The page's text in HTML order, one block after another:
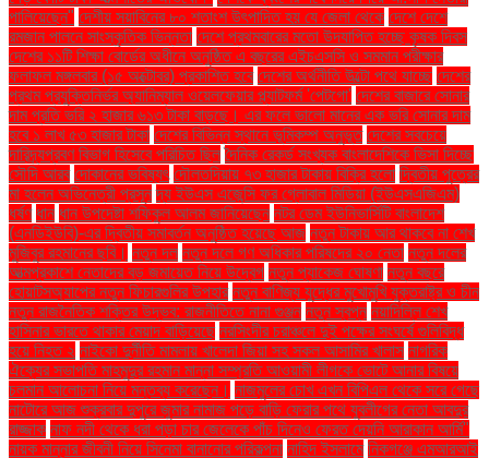
পালিয়েছেন" দেশীয় সয়াবিনের ৮০ শতাংশ উৎপাদিত হয় যে জেলা থেকে দেশে দেশে
রমজান পালনে সাংস্কৃতিক ভিন্নতা দেশে প্রথমবারের মতো উদযাপিত হচ্ছে কৃষক দিবস
দেশের ১১টি শিক্ষা বোর্ডের অধীনে অনুষ্ঠিত এ বছরের এইচএসসি ও সমমান পরীক্ষার
ফলাফল মঙ্গলবার (১৫ অক্টোবর) প্রকাশিত হবে দেশের অর্থনীতি উল্টো পথে যাচ্ছে দেশের
প্রথম প্রযুক্তিনির্ভর অ্যানিম্যাল ওয়েলফেয়ার প্ল্যাটফর্ম 'পেটগো' দেশের বাজারে সোনার
দাম প্রতি ভরি ২ হাজার ৬১৩ টাকা বাড়ছে। এর ফলে ভালো মানের এক ভরি সোনার দাম
হবে ১ লাখ ৫৩ হাজার টাকা দেশের বিভিন্ন স্থানে ভূমিকম্প অনুভূত দেশের সবচেয়ে
দারিদ্র্যপ্রবণ বিভাগ হিসেবে পরিচিত ছিল দৈনিক রেকর্ড সংখ্যক বাংলাদেশিকে ভিসা দিচ্ছে
সৌদি আরব দোকানের ভবিষ্যৎ দৌলতদিয়ায় ৭৩ হাজার টাকায় বিক্রি হলো দ্বিতীয় পুত্রের
মা হলেন অভিনেত্রী প্রসূন দ্য ইউএস এজেন্সি ফর গ্লোবাল মিডিয়া (ইউএসএজিএম)
ধর্ষণ ধান ধান উপদেষ্টা শফিকুল আলম জানিয়েছেন নটর ডেম ইউনিভার্সিটি বাংলাদেশ
(এনডিইউবি)-এর দ্বিতীয় সমাবর্তন অনুষ্ঠিত হয়েছে আজ নতুন টাকায় আর থাকবে না শেখ
মুজিবুর রহমানের ছবি। নতুন দল নতুন দলে গণ অধিকার পরিষদের ২০ নেতা নতুন দলের
আত্মপ্রকাশে নেতাদের বড় জমায়েত নিয়ে উদ্বেগ নতুন প্যাকেজ ঘোষণা নতুন বছরে
হোয়াটসঅ্যাপের নতুন ফিচারগুলির উপহার নতুন বাণিজ্য যুদ্ধের মুখোমুখি যুক্তরাষ্ট্র ও চীন
নতুন রাজনৈতিক শক্তির উদ্ভব: রাজনীতিতে নানা গুঞ্জন নতুন স্বপ্ন নয়াদিল্লি শেখ
হাসিনার ভারতে থাকার মেয়াদ বাড়িয়েছে নরসিংদীর চরাঞ্চলে দুই পক্ষের সংঘর্ষে গুলিবিদ্ধ
হয়ে নিহত ২ নাইকো দুর্নীতি মামলায় খালেদা জিয়া সহ সকল আসামির খালাস নাগরিক
ঐক্যের সভাপতি মাহমুদুর রহমান মান্না সম্প্রতি আওয়ামী লীগকে ভোটে আনার বিষয়ে
চলমান আলোচনা নিয়ে মন্তব্য করেছেন। নাজমুলের চোখ এখন বিপিএল থেকে সরে গেছে
নাটোরে আজ শুক্রবার দুপুরে জুমার নামাজ পড়ে বাড়ি ফেরার পথে যুবলীগের নেতা আবদুর
রাজ্জাক নাফ নদী থেকে ধরা পড়া চার জেলেকে পাঁচ দিনেও ফেরত দেয়নি আরাকান আর্মি"
নায়ক মান্নার জীবনী নিয়ে সিনেমা বানানোর পরিকল্পনা নাহিদ ইসলামে নিকগঞ্জে এমআরআই